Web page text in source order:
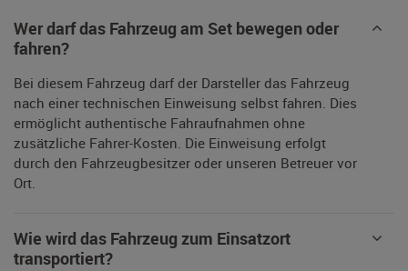
Wer darf das Fahrzeug am Set bewegen oder
fahren?
Bei diesem Fahrzeug darf der Darsteller das Fahrzeug
nach einer technischen Einweisung selbst fahren. Dies
ermöglicht authentische Fahraufnahmen ohne
zusätzliche Fahrer-Kosten. Die Einweisung erfolgt
durch den Fahrzeugbesitzer oder unseren Betreuer vor
Ort.
Wie wird das Fahrzeug zum Einsatzort
transportiert?